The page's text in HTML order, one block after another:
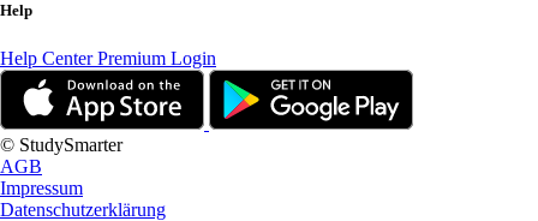
Help
Help CenterPremium Login
© StudySmarter
AGB
Impressum
Datenschutzerklärung